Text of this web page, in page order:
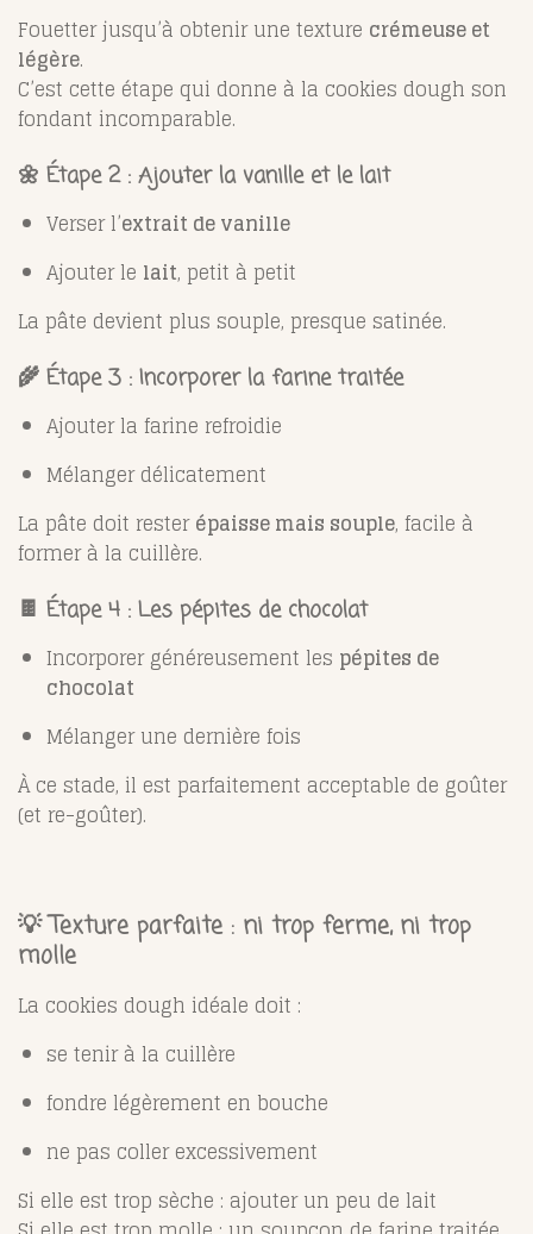
Fouetter jusqu’à obtenir une texture crémeuse et
légère.
C’est cette étape qui donne à la cookies dough son
fondant incomparable.
🌼 Étape 2 : Ajouter la vanille et le lait
Verser l’extrait de vanille
Ajouter le lait, petit à petit
La pâte devient plus souple, presque satinée.
🌾 Étape 3 : Incorporer la farine traitée
Ajouter la farine refroidie
Mélanger délicatement
La pâte doit resterépaisse mais souple, facile à
former à la cuillère.
🍫 Étape 4 : Les pépites de chocolat
Incorporer généreusement les pépites de
chocolat
Mélanger une dernière fois
À ce stade, il est parfaitement acceptable de goûter
(et re-goûter).
💡 Texture parfaite : ni trop ferme, ni trop
molle
La cookies dough idéale doit :
se tenir à la cuillère
fondre légèrement en bouche
ne pas coller excessivement
Si elle est trop sèche : ajouter un peu de lait